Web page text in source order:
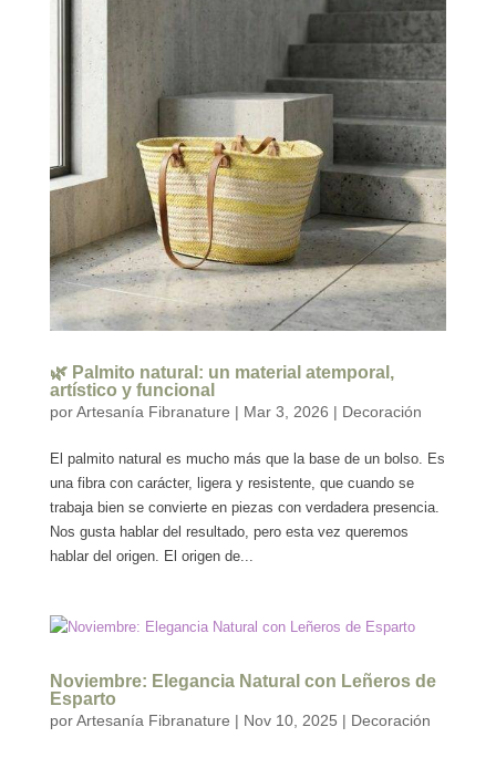
🌿 Palmito natural: un material atemporal,
artístico y funcional
porArtesanía Fibranature | Mar 3, 2026 | Decoración
El palmito natural es mucho más que la base de un bolso. Es
una fibra con carácter, ligera y resistente, que cuando se
trabaja bien se convierte en piezas con verdadera presencia.
Nos gusta hablar del resultado, pero esta vez queremos
hablar del origen. El origen de...
Noviembre: Elegancia Natural con Leñeros de
Esparto
porArtesanía Fibranature | Nov 10, 2025 | Decoración